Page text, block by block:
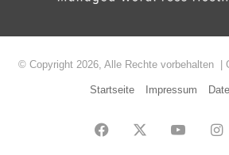
© Copyright 2026, Alle Rechte vorbehalten |
Startseite Impressum
Facebook